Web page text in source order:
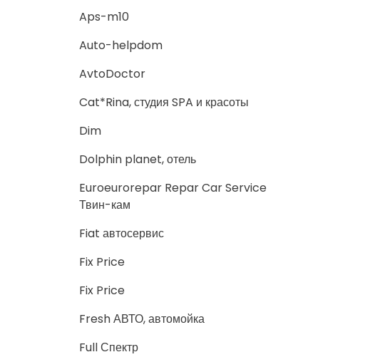
Aps-m10
Auto-helpdom
AvtoDoctor
Cat*Rina, студия SPA и красоты
Dim
Dolphin planet, отель
Euroeurorepar Repar Car Service
Твин-кам
Fiat автосервис
Fix Price
Fix Price
Fresh АВТО, автомойка
Full Спектр